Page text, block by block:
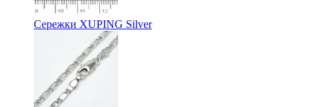
Сережки XUPING Silver